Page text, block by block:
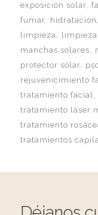
exposición solar
fumar
hidratación
limpieza
manchas solares
protector solar
rejuvenicimiento
tratamiento facial
tratamiento láser
tratamiento
tratamientos